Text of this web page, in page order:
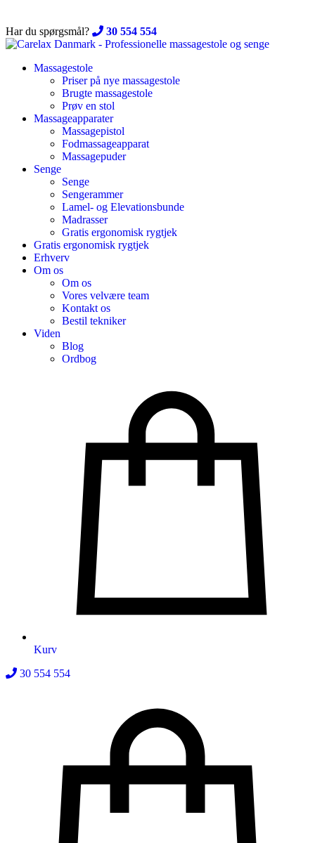
content
Har du spørgsmål? 30 554 554
Massagestole
Priser på nye massagestole
Brugte massagestole
Prøv en stol
Massageapparater
Massagepistol
Fodmassageapparat
Massagepuder
Senge
Senge
Sengerammer
Lamel- og Elevationsbunde
Madrasser
Gratis ergonomisk rygtjek
Gratis ergonomisk rygtjek
Erhverv
Om os
Om os
Vores velvære team
Kontakt os
Bestil tekniker
Viden
Blog
Ordbog
Kurv
30 554 554